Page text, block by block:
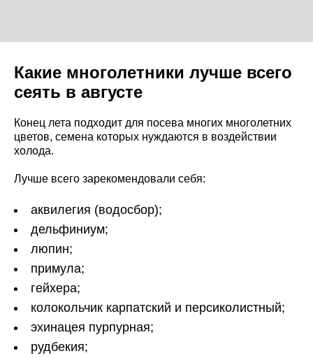
Какие многолетники лучше всего
сеять в августе
Конец лета подходит для посева многих многолетних
цветов, семена которых нуждаются в воздействии
холода.
Лучше всего зарекомендовали себя:
аквилегия (водосбор);
дельфиниум;
люпин;
примула;
гейхера;
колокольчик карпатский и персиколистный;
эхинацея пурпурная;
рудбекия;